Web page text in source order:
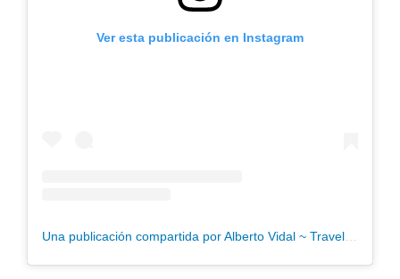
Ver esta publicación en Instagram
Una publicación compartida por Alberto Vidal ~ Travels & Routes (@todorutas.es)